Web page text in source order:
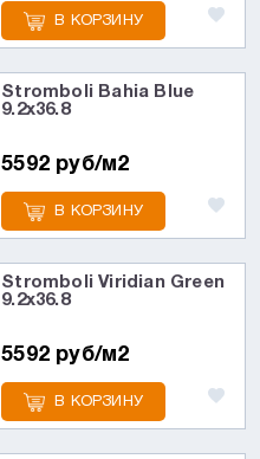
В КОРЗИНУ
Stromboli Bahia Blue
9.2x36.8
5592 руб/м2
В КОРЗИНУ
Stromboli Viridian Green
9.2x36.8
5592 руб/м2
В КОРЗИНУ